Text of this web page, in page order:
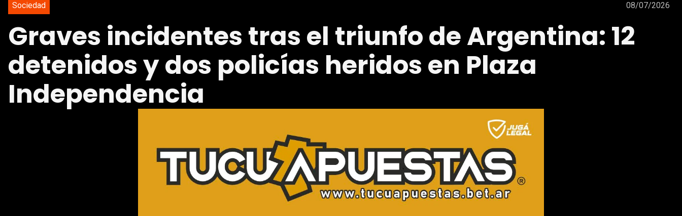
Sociedad 08/07/2026
Graves incidentes tras el triunfo de Argentina: 12
detenidos y dos policías heridos en Plaza
Independencia